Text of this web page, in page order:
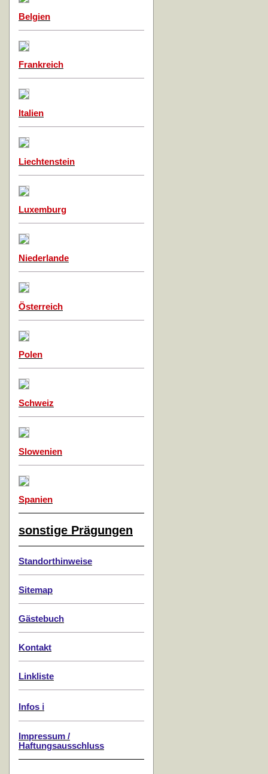
Belgien
Frankreich
Italien
Liechtenstein
Luxemburg
Niederlande
Österreich
Polen
Schweiz
Slowenien
Spanien
sonstige Prägungen
Standorthinweise
Sitemap
Gästebuch
Kontakt
Linkliste
Infos ℹ️
Impressum /
Haftungsausschluss